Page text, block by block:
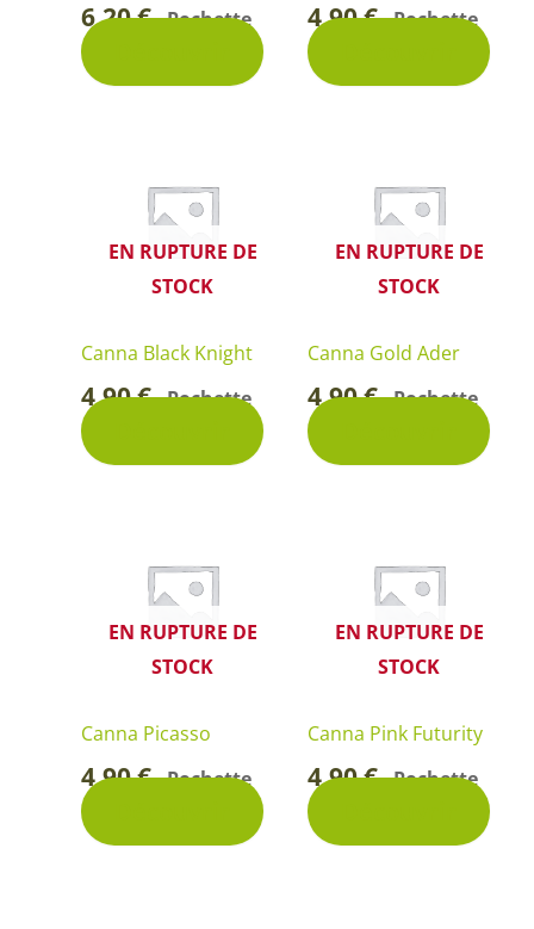
6,20€-Pochette 4,90€-Pochette
EN RUPTURE DE
STOCK
Canna Black Knight
4,90€-Pochette
EN RUPTURE DE
STOCK
Canna Gold Ader
4,90€-Pochette
EN RUPTURE DE
STOCK
Canna Picasso
4,90€-Pochette
EN RUPTURE DE
STOCK
Canna Pink Futurity
4,90€-Pochette